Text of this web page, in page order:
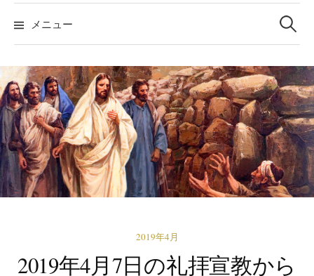
メニュー
検
索:
2019年4月
2019年4月7日の礼拝宣教から